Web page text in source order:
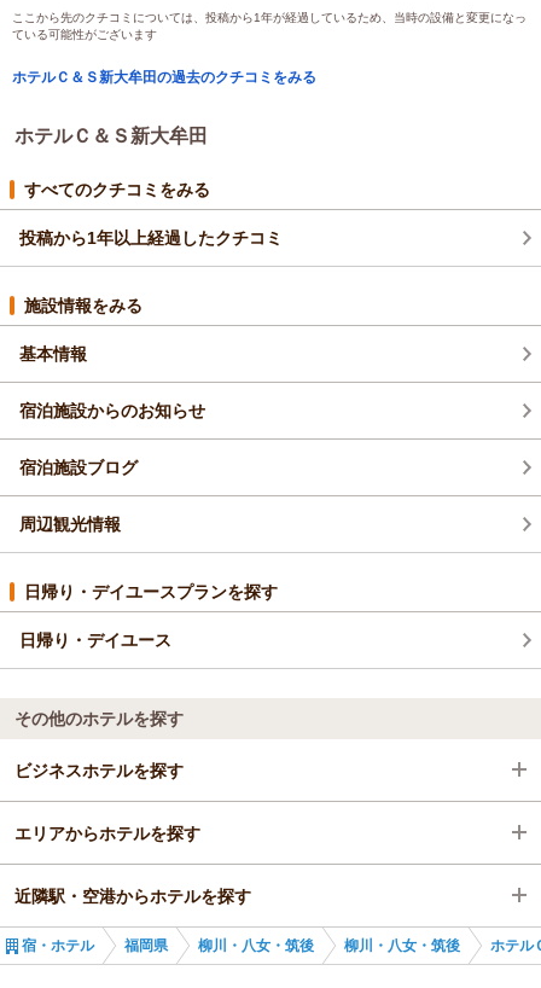
ここから先のクチコミについては、投稿から1年が経過しているため、当時の設備と変更になっ
ている可能性がございます
ホテルＣ＆Ｓ新大牟田の過去のクチコミをみる
ホテルＣ＆Ｓ新大牟田
すべてのクチコミをみる
投稿から1年以上経過したクチコミ
施設情報をみる
基本情報
宿泊施設からのお知らせ
宿泊施設ブログ
周辺観光情報
日帰り・デイユースプランを探す
日帰り・デイユース
その他のホテルを探す
ビジネスホテルを探す
福岡県
柳川・八女・筑後
新大牟田駅
エリアからホテルを探す
福岡県
柳川・八女・筑後
近隣駅・空港からホテルを探す
新栄町駅
宿・ホテル 福岡県 柳川・八女・筑後 柳川・八女・筑後 ホテル